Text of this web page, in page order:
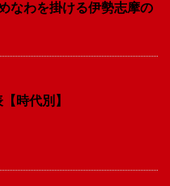
なわを掛ける伊勢志摩の
時代別】